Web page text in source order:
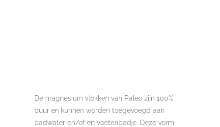
De magnesium vlokken van Paleo zijn 100%
puur en kunnen worden toegevoegd aan
badwater en/of en voetenbadje. Deze vorm